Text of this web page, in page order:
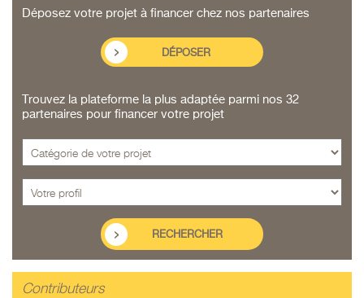
Déposez votre projet à financer chez nos partenaires
DÉPOSER
Trouvez la plateforme la plus adaptée parmi nos 32
partenaires pour financer votre projet
Contributeurs